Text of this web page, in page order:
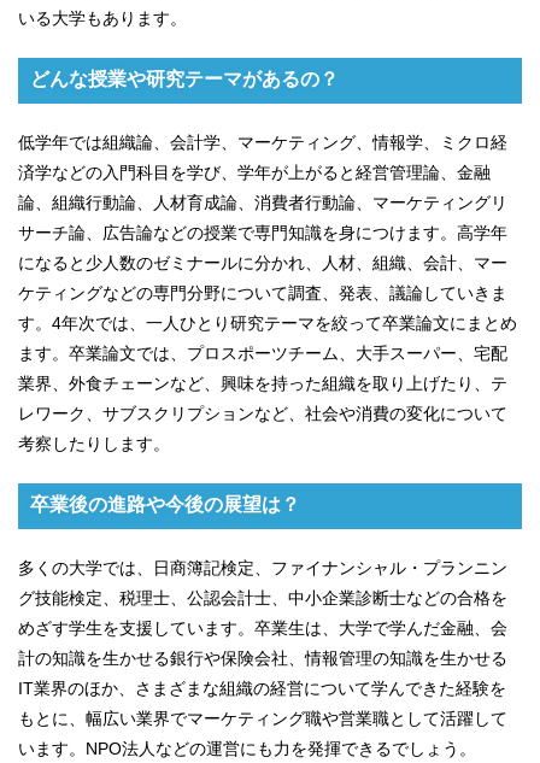
いる大学もあります。
どんな授業や研究テーマがあるの？
低学年では組織論、会計学、マーケティング、情報学、ミクロ経
済学などの入門科目を学び、学年が上がると経営管理論、金融
論、組織行動論、人材育成論、消費者行動論、マーケティングリ
サーチ論、広告論などの授業で専門知識を身につけます。高学年
になると少人数のゼミナールに分かれ、人材、組織、会計、マー
ケティングなどの専門分野について調査、発表、議論していきま
す。4年次では、一人ひとり研究テーマを絞って卒業論文にまとめ
ます。卒業論文では、プロスポーツチーム、大手スーパー、宅配
業界、外食チェーンなど、興味を持った組織を取り上げたり、テ
レワーク、サブスクリプションなど、社会や消費の変化について
考察したりします。
卒業後の進路や今後の展望は？
多くの大学では、日商簿記検定、ファイナンシャル・プランニン
グ技能検定、税理士、公認会計士、中小企業診断士などの合格を
めざす学生を支援しています。卒業生は、大学で学んだ金融、会
計の知識を生かせる銀行や保険会社、情報管理の知識を生かせる
IT業界のほか、さまざまな組織の経営について学んできた経験を
もとに、幅広い業界でマーケティング職や営業職として活躍して
います。NPO法人などの運営にも力を発揮できるでしょう。